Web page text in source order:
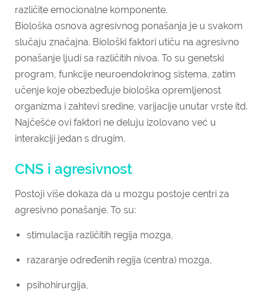
različite emocionalne komponente.
Biološka osnova agresivnog po­našanja je u svakom
slučaju značajna. Biološki faktori utiču na agresivno
po­našanje ljudi sa različitih nivoa. To su genetski
program, funkcije neuroendokrinog sistema, zatim
učenje koje obezbeđuje biološka opremljenost
organizma i zahtevi sredine, varijacije unutar vrste itd.
Najčešće ovi faktori ne deluju izolovano već u
interakciji jedan s drugim.
CNS i agresivnost
Postoji više dokaza da u mozgu postoje centri za
agresivno ponašanje. To su:
stimulacija različitih regija mozga,
razaranje određenih regija (centra) mozga,
psihohirurgija,